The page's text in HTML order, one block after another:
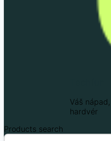
Váš
hardvér
Products search